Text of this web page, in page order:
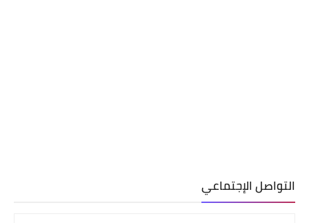
التواصل الإجتماعي